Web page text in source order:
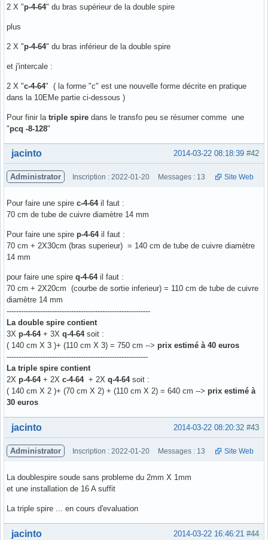
2 X "p-4-64" du bras supérieur de la double spire
plus
2 X "p-4-64" du bras inférieur de la double spire
et j'intercale :
2 X "c-4-64" ( la forme "c" est une nouvelle forme décrite en pratique
dans la 10EMe partie ci-dessous )
Pour finir la triple spire dans le transfo peu se résumer comme une
"pcq -8-128"
Hors ligne #42
2014-03-22 08:18:39
jacinto
Administrator Inscription : 2022-01-20 Messages : 13 Site Web
Pour faire une spire c-4-64il faut :
70 cm de tube de cuivre diamètre 14 mm
Pour faire une spire p-4-64il faut :
70 cm + 2X30cm (bras superieur) = 140 cm de tube de cuivre diamètre
14 mm
pour faire une spire q-4-64il faut :
70 cm + 2X20cm (courbe de sortie inferieur) = 110 cm de tube de cuivre
diamètre 14 mm
------------------------------------------------------------
La double spire contient
3X p-4-64+ 3X q-4-64soit :
( 140 cm X 3 )+ (110 cm X 3) = 750 cm --> prix estimé à 40 euros
-----------------------------------------------------------
La triple spire contient
2X p-4-64+ 2X c-4-64+ 2X q-4-64soit :
( 140 cm X 2 )+ (70 cm X 2) + (110 cm X 2) = 640 cm --> prix estimé à
30 euros
Hors ligne #43
2014-03-22 08:20:32
jacinto
Administrator Inscription : 2022-01-20 Messages : 13 Site Web
La doublespire soude sans probleme du 2mm X 1mm
et une installation de 16 A suffit
La triple spire ... en cours d'evaluation
Hors ligne #44
2014-03-22 16:46:21
jacinto